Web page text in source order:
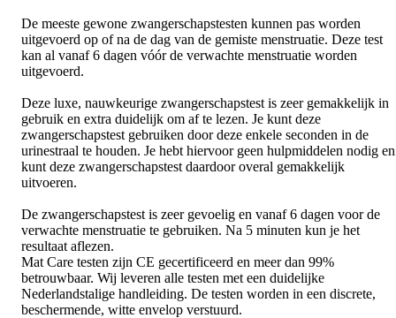
De meeste gewone zwangerschapstesten kunnen pas worden
uitgevoerd op of na de dag van de gemiste menstruatie. Deze test
kan al vanaf 6 dagen vóór de verwachte menstruatie worden
uitgevoerd.
Deze luxe, nauwkeurige zwangerschapstest is zeer gemakkelijk in
gebruik en extra duidelijk om af te lezen. Je kunt deze
zwangerschapstest gebruiken door deze enkele seconden in de
urinestraal te houden. Je hebt hiervoor geen hulpmiddelen nodig en
kunt deze zwangerschapstest daardoor overal gemakkelijk
uitvoeren.
De zwangerschapstest is zeer gevoelig en vanaf 6 dagen voor de
verwachte menstruatie te gebruiken. Na 5 minuten kun je het
resultaat aflezen.
Mat Care testen zijn CE gecertificeerd en meer dan 99%
betrouwbaar. Wij leveren alle testen met een duidelijke
Nederlandstalige handleiding. De testen worden in een discrete,
beschermende, witte envelop verstuurd.